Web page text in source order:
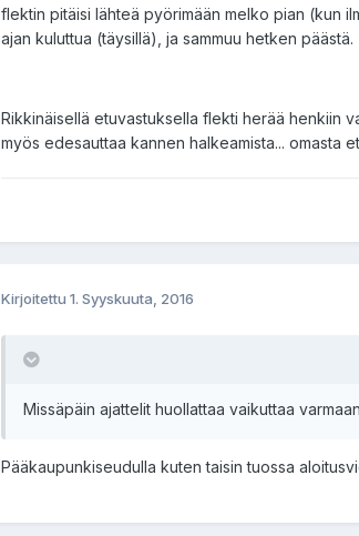
flektin pitäisi lähteä pyörimään melko pian (kun
ajan kuluttua (täysillä), ja sammuu hetken päästä.
Rikkinäisellä etuvastuksella flekti herää henkiin
myös edesauttaa kannen halkeamista... omasta
Kirjoitettu 1. Syyskuuta, 2016
Missäpäin ajattelit huollattaa vaikuttaa varmaan
Pääkaupunkiseudulla kuten taisin tuossa